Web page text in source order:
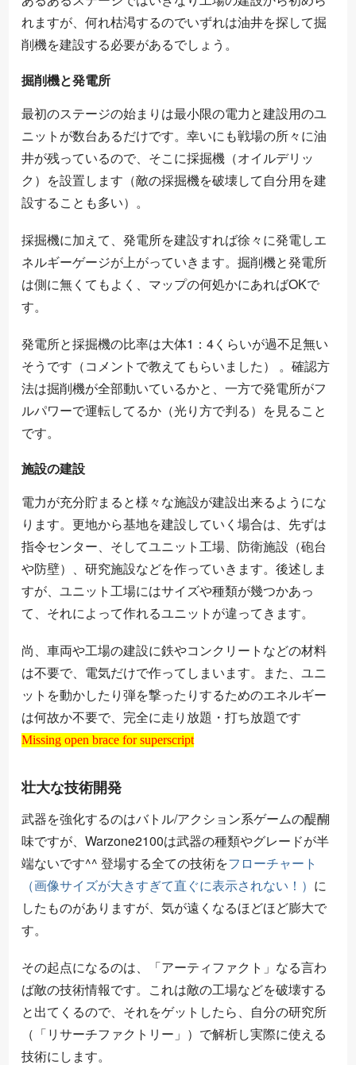
れますが、何れ枯渇するのでいずれは油井を探して掘
削機を建設する必要があるでしょう。
掘削機と発電所
最初のステージの始まりは最小限の電力と建設用のユ
ニットが数台あるだけです。幸いにも戦場の所々に油
井が残っているので、そこに採掘機（オイルデリッ
ク）を設置します（敵の採掘機を破壊して自分用を建
設することも多い）。
採掘機に加えて、発電所を建設すれば徐々に発電しエ
ネルギーゲージが上がっていきます。掘削機と発電所
は側に無くてもよく、マップの何処かにあればOKで
す。
発電所と採掘機の比率は大体1：4くらいが過不足無い
そうです（コメントで教えてもらいました） 。確認方
法は掘削機が全部動いているかと、一方で発電所がフ
ルパワーで運転してるか（光り方で判る）を見ること
です。
施設の建設
電力が充分貯まると様々な施設が建設出来るようにな
ります。更地から基地を建設していく場合は、先ずは
指令センター、そしてユニット工場、防衛施設（砲台
や防壁）、研究施設などを作っていきます。後述しま
すが、ユニット工場にはサイズや種類が幾つかあっ
て、それによって作れるユニットが違ってきます。
尚、車両や工場の建設に鉄やコンクリートなどの材料
は不要で、電気だけで作ってしまいます。また、ユニ
ットを動かしたり弾を撃ったりするためのエネルギー
は何故か不要で、完全に走り放題・打ち放題です
Missing open brace for superscript
Missing open brace for superscript
壮大な技術開発
武器を強化するのはバトル/アクション系ゲームの醍醐
味ですが、Warzone2100は武器の種類やグレードが半
端ないです^^ 登場する全ての技術をフローチャート
（画像サイズが大きすぎて直ぐに表示されない！） に
したものがありますが、気が遠くなるほどほど膨大で
す。
その起点になるのは、「アーティファクト」なる言わ
ば敵の技術情報です。これは敵の工場などを破壊する
と出てくるので、それをゲットしたら、自分の研究所
（「リサーチファクトリー」）で解析し実際に使える
技術にします。